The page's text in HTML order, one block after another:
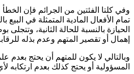
وفي كلتا الفئتين من الجرائم فإن
تمام الأفعال المادية المتمثلة في البيع
الحيازة بالنسبة للحالة الثانية،
إهمال أو تقصير المتهم وعدم بذله
وبالتالي لا يكون للمتهم أن يحتج بعدم
المسؤولية أو يحتج كذلك بعدم ارتكابه